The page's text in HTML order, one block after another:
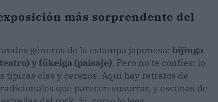
más sorprendente del
géneros de la estampa japonesa: bijinga
y fūkeiga (paisaje). Pero no te confíes: lo
típicas olas y cerezos. Aquí hay retratos de
que parecen susurrar, y escenas de